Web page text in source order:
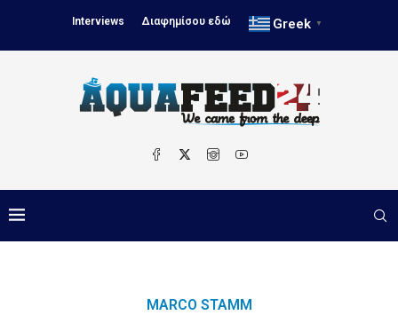
Interviews Διαφημίσου εδώ Greek ▼
MARCO STAMM